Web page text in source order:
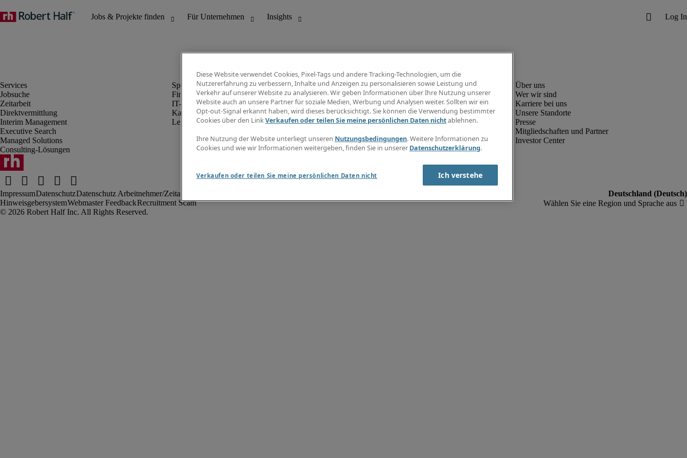
Jobsuche
Zeitarbeit
Direktvermittlung
Interim Management
Executive Search
Managed Solutions
Consulting-Lösungen
Finanz- & Rechnungswesen
IT-Bereich
Kaufmännischer Bereich
Legal
Info Center
Jobübersicht
Gehaltsübersicht
E-Learning
Wer wir sind
Karriere bei uns
Unsere Standorte
Presse
Mitgliedschaften und Partner
Investor Center
ImpressumDatenschutzDatenschutz Arbeitnehmer/Zeitarbeitskräfte
HinweisgebersystemWebmaster FeedbackRecruitment Scam
Diese Website verwendet Cookies, Pixel-Tags und andere Tracking-Technologien, um die
Nutzererfahrung zu verbessern, Inhalte und Anzeigen zu personalisieren sowie Leistung und
Verkehr auf unserer Website zu analysieren. Wir geben Informationen über Ihre Nutzung unserer
Website auch an unsere Partner für soziale Medien, Werbung und Analysen weiter. Sollten wir ein
Opt-out-Signal erkannt haben, wird dieses berücksichtigt. Sie können die Verwendung bestimmter
Cookies über den LinkVerkaufen oder teilen Sie meine persönlichen Daten nichtablehnen.
Ihre Nutzung der Website unterliegt unseren Nutzungsbedingungen. Weitere Informationen zu
Cookies und wie wir Informationen weitergeben, finden Sie in unserer Datenschutzerklärung.
Verkaufen oder teilen Sie meine persönlichen Daten nicht Ich verstehe